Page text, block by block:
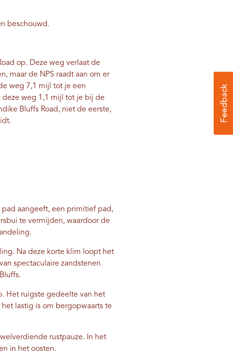
beschouwd.
op. Deze weg verlaat de
maar de NPS raadt aan om er
weg 7,1 mijl tot je een
deze weg 1,1 mijl tot je bij de
Bluffs Road, niet de eerste,
pad aangeeft, een primitief pad,
te vermijden, waardoor de
Na deze korte klim loopt het
spectaculaire zandstenen
Het ruigste gedeelte van het
lastig is om bergopwaarts te
rustpauze. In het
in het oosten.